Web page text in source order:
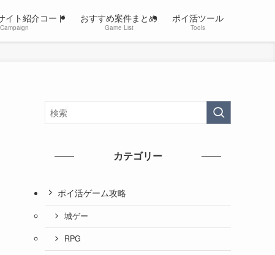
イト紹介コード
Campaign
おすすめ案件まとめ
Game List
ポイ活ツール
Tools
カテゴリー
ポイ活ゲーム攻略
城ゲー
RPG